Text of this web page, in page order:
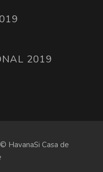
2019
HavanaSi Casa de